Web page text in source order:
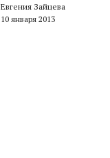
Евгения Зайцева
10 января 2013